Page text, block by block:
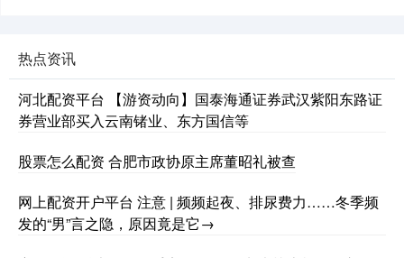
热点资讯
河北配资平台 【游资动向】国泰海通证券武汉紫阳东路证
券营业部买入云南锗业、东方国信等
股票怎么配资 合肥市政协原主席董昭礼被查
网上配资开户平台 注意 | 频频起夜、排尿费力……冬季频
发的“男”言之隐，原因竟是它→